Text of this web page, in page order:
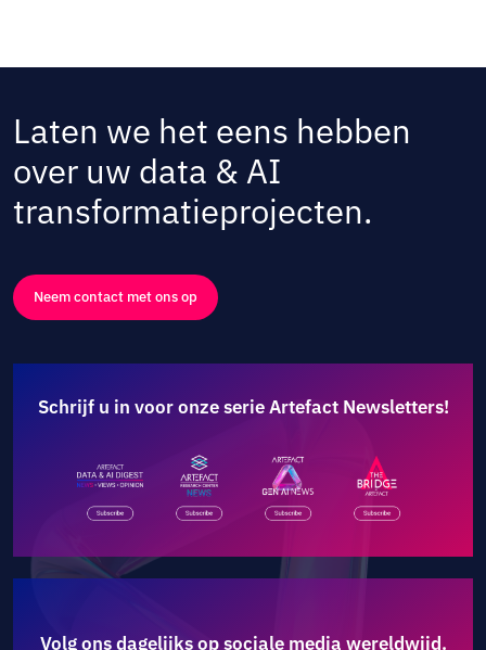
Laten we het eens hebben
over uw data & AI
transformatieprojecten.
Neem contact met ons op
Schrijf u in voor onze serie Artefact Newsletters!
Volg ons dagelijks op sociale media wereldwijd.